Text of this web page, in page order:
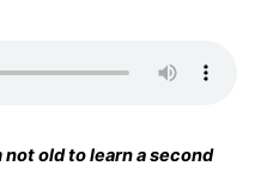
not old to learn a second